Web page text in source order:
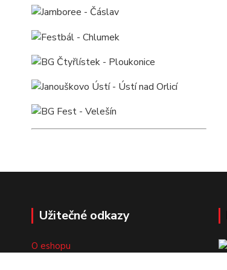
Užitečné odkazy
O eshopu